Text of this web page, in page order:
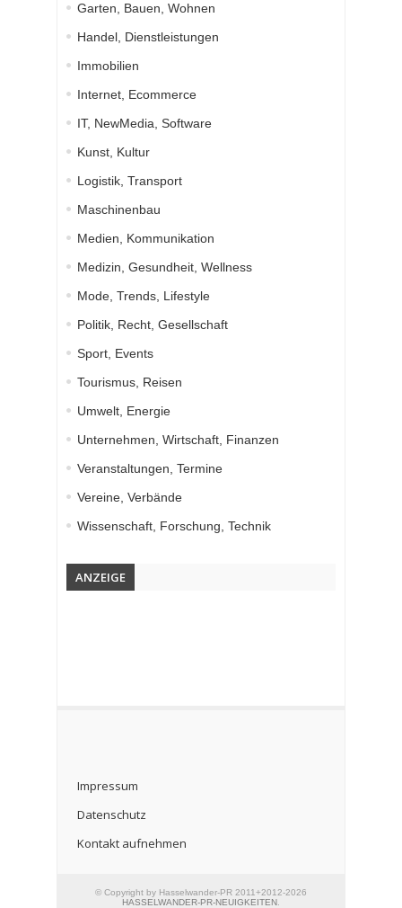
Garten, Bauen, Wohnen
Handel, Dienstleistungen
Immobilien
Internet, Ecommerce
IT, NewMedia, Software
Kunst, Kultur
Logistik, Transport
Maschinenbau
Medien, Kommunikation
Medizin, Gesundheit, Wellness
Mode, Trends, Lifestyle
Politik, Recht, Gesellschaft
Sport, Events
Tourismus, Reisen
Umwelt, Energie
Unternehmen, Wirtschaft, Finanzen
Veranstaltungen, Termine
Vereine, Verbände
Wissenschaft, Forschung, Technik
ANZEIGE
Impressum
Datenschutz
Kontakt aufnehmen
© Copyright by Hasselwander-PR 2011+2012-2026
HASSELWANDER-PR-NEUIGKEITEN.